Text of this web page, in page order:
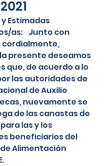
Estimadas
as:    Junto con
cordialmente,
presente deseamos
que, de acuerdo a lo
las autoridades de
de Auxilio
nuevamente se
de las canastas de
las y los
beneficiarios del
Alimentación